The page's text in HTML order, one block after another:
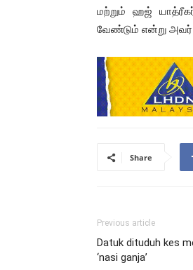
மற்றும் ஹஜ்
வேண்டும் என்று அவர்
Share
Previous article
Datuk dituduh kes
‘nasi ganja’